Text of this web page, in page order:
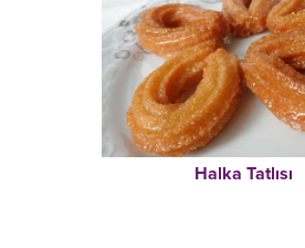
Halka Tatlısı